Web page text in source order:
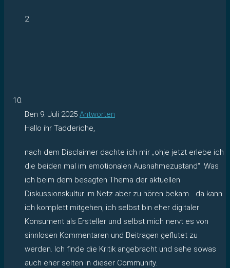
2
Ben 9. Juli 2025 Antworten
Hallo ihr Tadderiche,
nach dem Disclaimer dachte ich mir „ohje jetzt erlebe ich
die beiden mal im emotionalen Ausnahmezustand“. Was
ich beim dem besagten Thema der aktuellen
Diskussionskultur im Netz aber zu hören bekam… da kann
ich komplett mitgehen, ich selbst bin eher digitaler
Konsument als Ersteller und selbst mich nervt es von
sinnlosen Kommentaren und Beiträgen geflutet zu
werden. Ich finde die Kritik angebracht und sehe sowas
auch eher selten in dieser Community.